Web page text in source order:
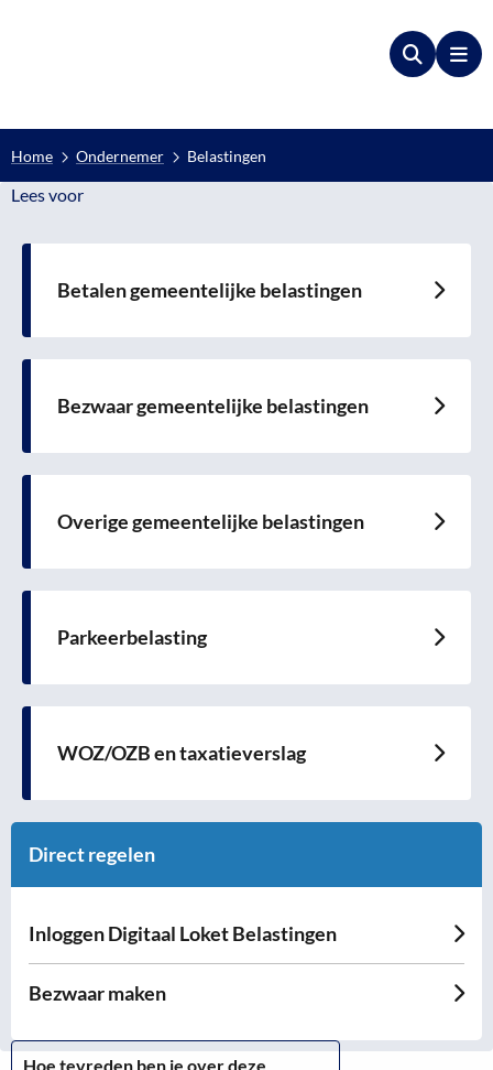
Zoeken
Home Ondernemer Belastingen
Lees voorLees voor
Betalen gemeentelijke belastingen
Lees
over
Bezwaar gemeentelijke belastingen
Lees
over
Overige gemeentelijke belastingen
Lees
over
Parkeerbelasting
Lees
over
WOZ/OZB en taxatieverslag
Lees
over
Direct regelen
Inloggen Digitaal Loket Belastingen
Bezwaar maken
Hoe tevreden ben je over deze